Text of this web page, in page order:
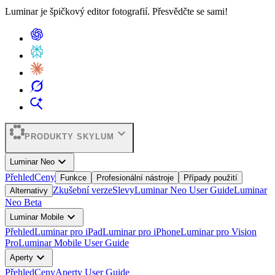
Luminar je špičkový editor fotografií. Přesvědčte se sami!
PRODUKTY SKYLUM expand_more
Luminar Neo expand_more
PřehledCeny Funkce Profesionální nástroje
Případy použití
Alternativy Zkušební verzeSlevyLuminar Neo User GuideLuminar
Neo Beta
Luminar Mobile expand_more
PřehledLuminar pro iPadLuminar pro iPhoneLuminar pro Vision
ProLuminar Mobile User Guide
Aperty expand_more
PřehledCenyAperty User Guide